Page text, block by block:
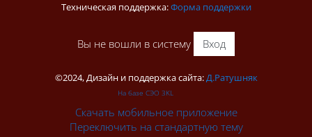
Техническая поддержка:Форма поддержки
Вы не вошли в систему Вход
©2024, Дизайн и поддержка сайта:Д.Ратушняк
На базе СЭО 3KL
Скачать мобильное приложение
Переключить на стандартную тему